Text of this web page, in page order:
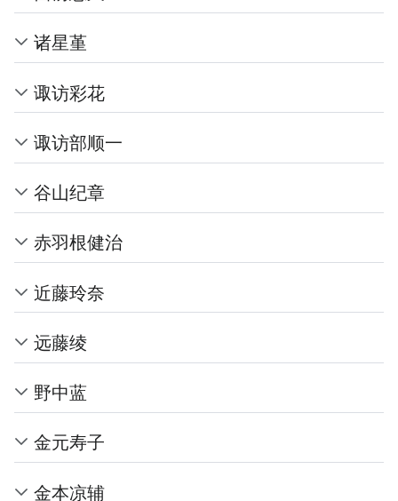
诸星堇
诹访彩花
诹访部顺一
谷山纪章
赤羽根健治
近藤玲奈
远藤绫
野中蓝
金元寿子
金本凉辅